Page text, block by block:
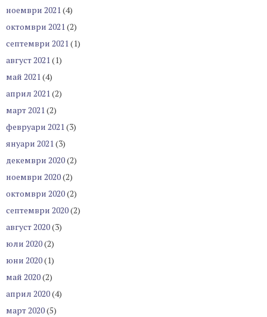
ноември 2021(4)
октомври 2021(2)
септември 2021(1)
август 2021(1)
май 2021(4)
април 2021(2)
март 2021(2)
февруари 2021(3)
януари 2021(3)
декември 2020(2)
ноември 2020(2)
октомври 2020(2)
септември 2020(2)
август 2020(3)
юли 2020(2)
юни 2020(1)
май 2020(2)
април 2020(4)
март 2020(5)